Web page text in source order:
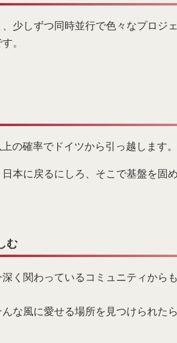
少しずつ同時並行で色々なプロジ
。
の確率でドイツから引っ越します
本に戻るにしろ、そこで基盤を固
む
く関わっているコミュニティから
な風に愛せる場所を見つけられたら